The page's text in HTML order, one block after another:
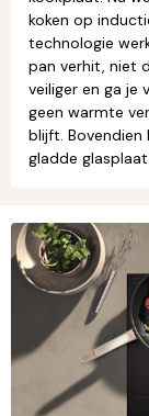
koken op
technologie
pan verhit, niet
veiliger en ga je
geen warmte
blijft.
gladde